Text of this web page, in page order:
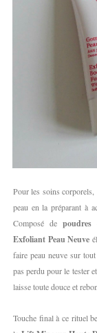
Pour les soins corporels,
peau en la préparant à
Composé de poudres
Exfoliant Peau Neuve
faire peau neuve sur
pas perdu pour le tester
laisse toute douce et
Touche final à ce rituel